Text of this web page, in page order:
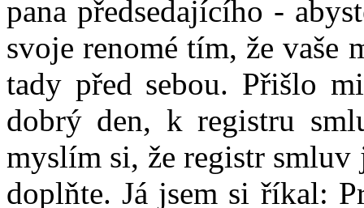
pana předsedajícího -
svoje renomé tím, že vaše
tady před sebou. Přišlo
dobrý den, k registru
myslím si, že registr
doplňte. Já jsem si říkal: